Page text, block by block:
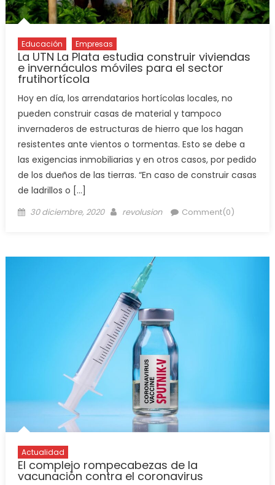
Educación Empresas
La UTN La Plata estudia construir viviendas
e invernáculos móviles para el sector
frutihortícola
Hoy en día, los arrendatarios hortícolas locales, no
pueden construir casas de material y tampoco
invernaderos de estructuras de hierro que los hagan
resistentes ante vientos o tormentas. Esto se debe a
las exigencias inmobiliarias y en otros casos, por pedido
de los dueños de las tierras. “En caso de construir casas
de ladrillos o […]
30 diciembre, 2020 revolusion Comment(0)
Actualidad
El complejo rompecabezas de la
vacunación contra el coronavirus